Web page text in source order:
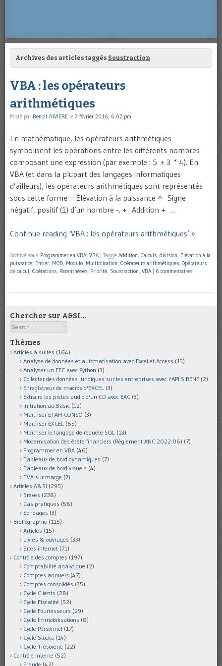
Archives des articles taggés Soustraction
VBA : les opérateurs
arithmétiques
Posté par Benoît RIVIERE le 7 février 2016, 6:02 pm
En mathématique, les opérateurs arithmétiques
symbolisent les opérations entre les différents nombres
composant une expression (par exemple : 5 + 3 * 4). En
VBA (et dans la plupart des langages informatiques
d’ailleurs), les opérateurs arithmétiques sont représentés
sous cette forme : Élévation à la puissance ^ Signe
négatif, positif (1) d’un nombre -, + Addition + …
Continue reading ‘VBA : les opérateurs arithmétiques’ »
Archivé sous Programmer en VBA, VBA Taggé Addition, Calculs, division, Elévation à la
puissance, Entier, MOD, Modulo, Multiplication, Opérateurs arithmétiques, Opérateurs
de calcul, Opérations, Parenthèses, Priorité, Soustraction, VBA 6 commentaires
Chercher sur A&SI…
Search
Thèmes
Articles à suites (164)
Analyse de données et automatisation avec Excel et Access (13)
Analyser un FEC avec Python (3)
Collecter des données juridiques sur les entreprises avec l'API SIRENE (2)
Enregistreur de macros d'EXCEL (3)
Extraire les pistes audio d'un CD avec EAC (3)
Initiation au Basic (12)
Maîtriser ETAFI CONSO (3)
Maîtriser EXCEL (65)
Maîtriser le langage de requête SQL (13)
Modernisation des états financiers (Règlement ANC 2022-06) (7)
Programmer en VBA (46)
Tableaux de bord dynamiques (7)
Tableaux de bord visuels (4)
TVA sur marge (7)
Articles A&SI (295)
Brèves (238)
Cas pratiques (58)
Sondages (3)
Bibliographie (115)
Articles (15)
Livres & ouvrages (33)
Sites internet (71)
Contrôle des comptes (197)
Comptabilité analytique (2)
Comptes annuels (47)
Comptes consolidés (35)
Cycle Clients (28)
Cycle Fiscalité (52)
Cycle Fournisseurs (29)
Cycle Immobilisations (8)
Cycle Personnel (17)
Cycle Stocks (14)
Cycle Trésorerie (22)
Contrôle interne (52)
Fraude (42)